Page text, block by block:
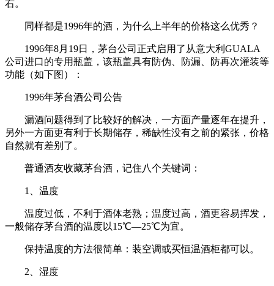
右。
同样都是1996年的酒，为什么上半年的价格这么优秀？
1996年8月19日，茅台公司正式启用了从意大利GUALA
公司进口的专用瓶盖，该瓶盖具有防伪、防漏、防再次灌装等
功能（如下图）：
1996年茅台酒公司公告
漏酒问题得到了比较好的解决，一方面产量逐年在提升，
另外一方面更有利于长期储存，稀缺性没有之前的紧张，价格
自然就有差别了。
普通酒友收藏茅台酒，记住八个关键词：
1、温度
温度过低，不利于酒体老熟；温度过高，酒更容易挥发，
一般储存茅台酒的温度以15℃—25℃为宜。
保持温度的方法很简单：装空调或买恒温酒柜都可以。
2、湿度